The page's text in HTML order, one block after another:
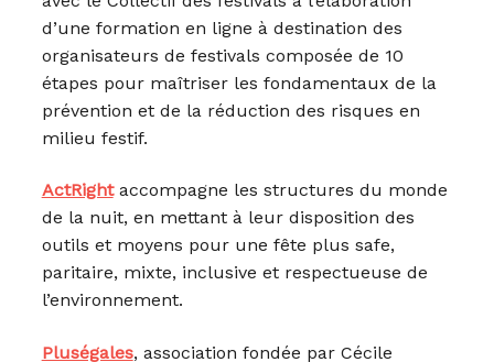
d’une formation en ligne à destination des
organisateurs de festivals composée de 10
étapes pour maîtriser les fondamentaux de la
prévention et de la réduction des risques en
milieu festif.
ActRightaccompagne les structures du monde
de la nuit, en mettant à leur disposition des
outils et moyens pour une fête plus safe,
paritaire, mixte, inclusive et respectueuse de
l’environnement.
Pluségales, association fondée par Cécile